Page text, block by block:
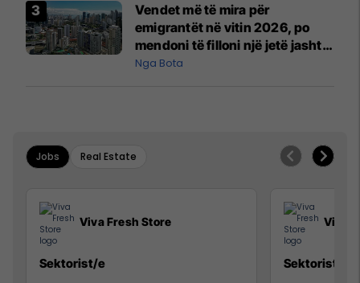
Mançesterit
Vendet më të mira për
emigrantët në vitin 2026, po
mendoni të filloni një jetë jashtë
vendit?
Nga Bota
Jobs Real Estate
Viva Fresh Store
Sektorist/e
Viva
Sektorist/e